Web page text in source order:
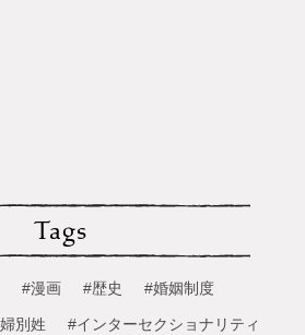
Tags
#漫画 #歴史 #婚姻制度
別姓 #インターセクショナリティ